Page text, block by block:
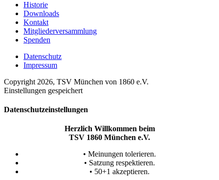
Historie
Downloads
Kontakt
Mitgliederversammlung
Spenden
Datenschutz
Impressum
Copyright 2026, TSV München von 1860 e.V.
Einstellungen gespeichert
Datenschutzeinstellungen
Herzlich Willkommen beim
TSV 1860 München e.V.
• Meinungen tolerieren.
• Satzung respektieren.
• 50+1 akzeptieren.